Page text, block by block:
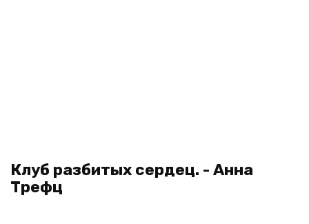
Клуб разбитых сердец. - Анна
Трефц